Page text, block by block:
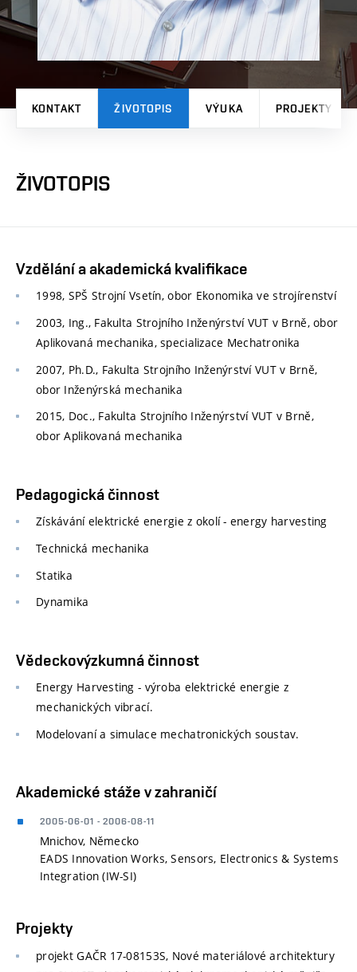
KONTAKT ŽIVOTOPIS VÝUKA PROJEKTY
ŽIVOTOPIS
Vzdělání a akademická kvalifikace
1998, SPŠ Strojní Vsetín, obor Ekonomika ve strojírenství
2003, Ing., Fakulta Strojního Inženýrství VUT v Brně, obor
Aplikovaná mechanika, specializace Mechatronika
2007, Ph.D., Fakulta Strojního Inženýrství VUT v Brně,
obor Inženýrská mechanika
2015, Doc., Fakulta Strojního Inženýrství VUT v Brně,
obor Aplikovaná mechanika
Pedagogická činnost
Získávání elektrické energie z okolí - energy harvesting
Technická mechanika
Statika
Dynamika
Vědeckovýzkumná činnost
Energy Harvesting - výroba elektrické energie z
mechanických vibrací.
Modelovaní a simulace mechatronických soustav.
Akademické stáže v zahraničí
2005-06-01 - 2006-08-11
Mnichov, Německo
EADS Innovation Works, Sensors, Electronics & Systems
Integration (IW-SI)
Projekty
projekt GAČR 17-08153S, Nové materiálové architektury